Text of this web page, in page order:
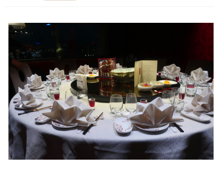
生活風
書房集
日記簿
餐桌週記
享樂隨手拍
照相簿
影音區